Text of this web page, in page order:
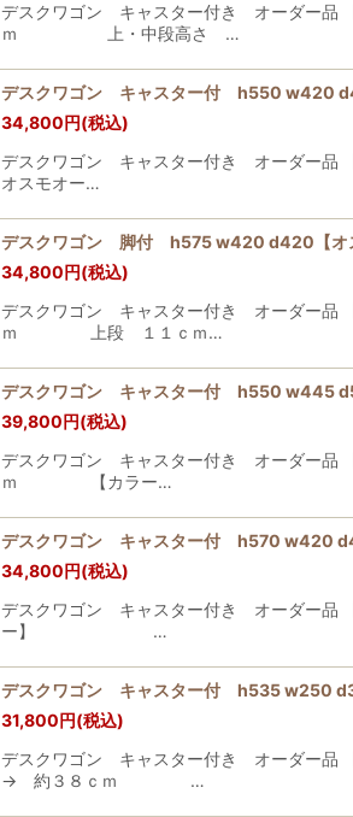
デスクワゴン キャスター付き オーダ
ｍ 上・中段高さ …
デスクワゴン キャスター付 h550 w420
34,800円(税込)
デスクワゴン キャスター付き オ
オスモオー…
デスクワゴン 脚付 h575 w420 d420【
34,800円(税込)
デスクワゴン キャスター付き オーダ
ｍ 上段 １１ｃｍ…
デスクワゴン キャスター付 h550 w445
39,800円(税込)
デスクワゴン キャスター付き オーダ
ｍ 【カラー…
デスクワゴン キャスター付 h570 w420
34,800円(税込)
デスクワゴン キャスター付き オー
ー】 …
デスクワゴン キャスター付 h535 w250
31,800円(税込)
デスクワゴン キャスター付き オーダ
→ 約３８ｃｍ …